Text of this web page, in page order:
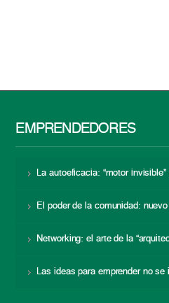
EMPRENDEDORES
La autoeficacia: “motor
El poder de la comunidad:
Networking: el arte de la
Las ideas para emprender no